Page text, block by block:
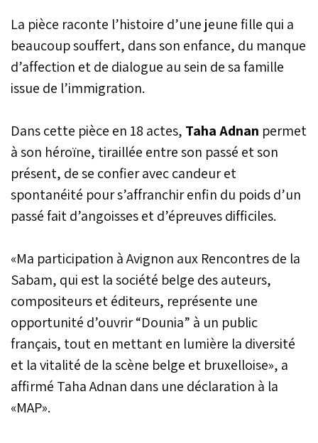
La pièce raconte l’histoire d’une jeune fille qui a
beaucoup souffert, dans son enfance, du manque
d’affection et de dialogue au sein de sa famille
issue de l’immigration.
Dans cette pièce en 18 actes, Taha Adnan permet
à son héroïne, tiraillée entre son passé et son
présent, de se confier avec candeur et
spontanéité pour s’affranchir enfin du poids d’un
passé fait d’angoisses et d’épreuves difficiles.
«Ma participation à Avignon aux Rencontres de la
Sabam, qui est la société belge des auteurs,
compositeurs et éditeurs, représente une
opportunité d’ouvrir “Dounia” à un public
français, tout en mettant en lumière la diversité
et la vitalité de la scène belge et bruxelloise», a
affirmé Taha Adnan dans une déclaration à la
«MAP».